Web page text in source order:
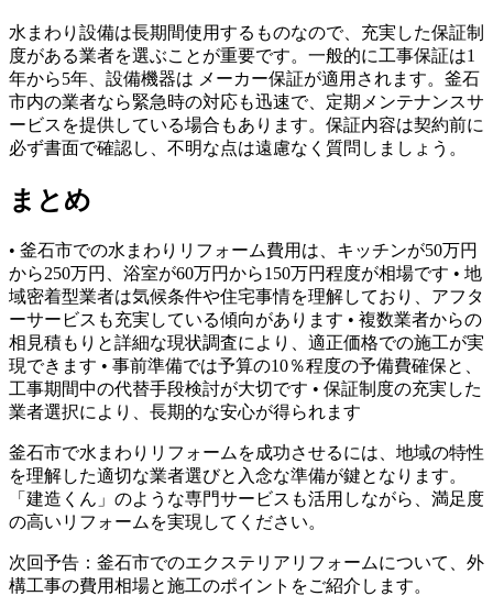
水まわり設備は長期間使用するものなので、充実した保証制
度がある業者を選ぶことが重要です。一般的に工事保証は1
年から5年、設備機器は メーカー保証が適用されます。釜石
市内の業者なら緊急時の対応も迅速で、定期メンテナンスサ
ービスを提供している場合もあります。保証内容は契約前に
必ず書面で確認し、不明な点は遠慮なく質問しましょう。
まとめ
• 釜石市での水まわりリフォーム費用は、キッチンが50万円
から250万円、浴室が60万円から150万円程度が相場です • 地
域密着型業者は気候条件や住宅事情を理解しており、アフタ
ーサービスも充実している傾向があります • 複数業者からの
相見積もりと詳細な現状調査により、適正価格での施工が実
現できます • 事前準備では予算の10％程度の予備費確保と、
工事期間中の代替手段検討が大切です • 保証制度の充実した
業者選択により、長期的な安心が得られます
釜石市で水まわりリフォームを成功させるには、地域の特性
を理解した適切な業者選びと入念な準備が鍵となります。
「建造くん」のような専門サービスも活用しながら、満足度
の高いリフォームを実現してください。
次回予告：釜石市でのエクステリアリフォームについて、外
構工事の費用相場と施工のポイントをご紹介します。